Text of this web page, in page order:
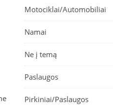
Motociklai/Automobiliai
Namai
Ne į temą
Paslaugos
Pirkiniai/Paslaugos